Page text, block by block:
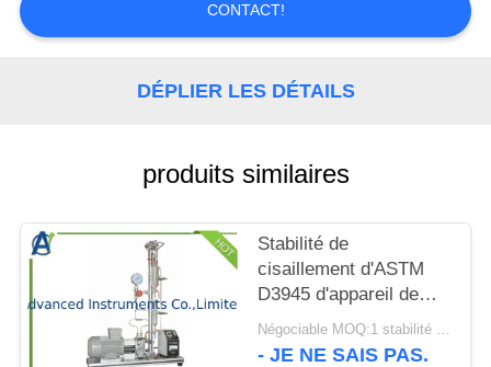
CAS
CITATION
PLAN
CONTACT!
DÉPLIER LES DÉTAILS
produits similaires
Stabilité de
cisaillement d'ASTM
D3945 d'appareil de
contrôle Polymère-
contenant de fluides
Négociable MOQ:1 stabilité réglée de cisaillement d'appareil de contrôle Polymère-contenant de fluides
- JE NE SAIS PAS.